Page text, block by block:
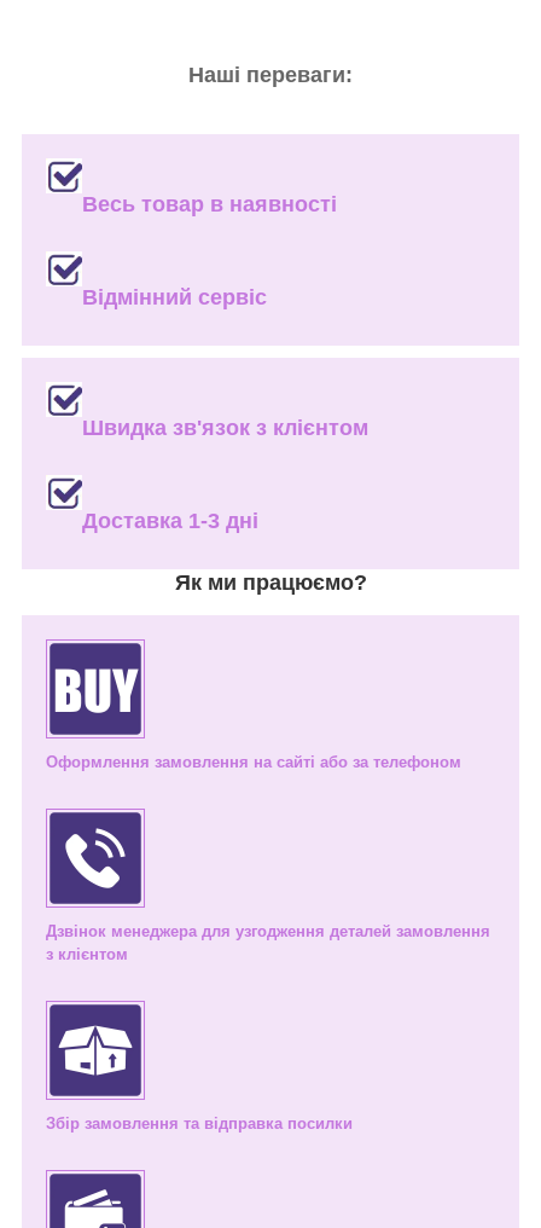
Наші переваги:
Весь товар в наявності
Відмінний сервіс
Швидка зв'язок з клієнтом
Доставка 1-3 дні
Як ми працюємо?
Оформлення замовлення на сайті або за телефоном
Дзвінок менеджера для узгодження деталей замовлення
з клієнтом
Збір замовлення та відправка посилки